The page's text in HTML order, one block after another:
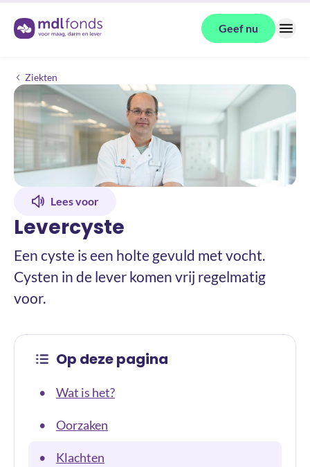
Terug naar de homepage Geef nu
Ziekten
Levercyste
Lees voor
Levercyste
Een cyste is een holte gevuld met vocht.
Cysten in de lever komen vrij regelmatig
voor.
Op deze pagina
• Wat is het?
• Oorzaken
• Klachten